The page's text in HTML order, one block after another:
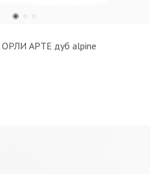
ОРЛИ АРТЕ дуб alpine